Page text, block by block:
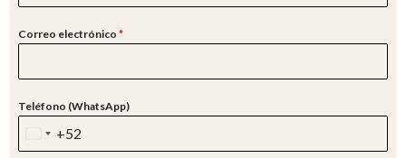
Correo electrónico *
Teléfono (WhatsApp)
M +52